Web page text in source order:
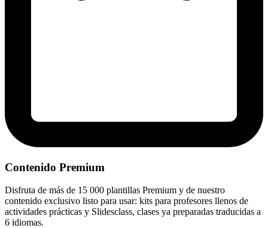
Contenido Premium
Disfruta de más de 15 000 plantillas Premium y de nuestro
contenido exclusivo listo para usar: kits para profesores llenos de
actividades prácticas y Slidesclass, clases ya preparadas traducidas a
6 idiomas.